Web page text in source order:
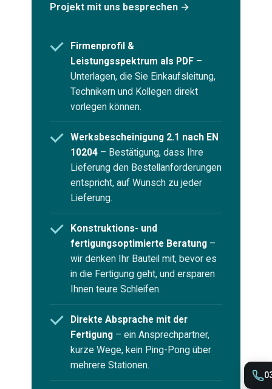
Projekt mit uns besprechen →
Firmenprofil &
Leistungsspektrum als PDF –
Unterlagen, die Sie Einkaufsleitung,
Technikern und Kollegen direkt
vorlegen können.
Werksbescheinigung 2.1 nach EN
10204 – Bestätigung, dass Ihre
Lieferung den Bestellanforderungen
entspricht, auf Wunsch zu jeder
Lieferung.
Konstruktions- und
fertigungsoptimierte Beratung –
wir denken Ihr Bauteil mit, bevor es
in die Fertigung geht, und ersparen
Ihnen teure Schleifen.
Direkte Absprache mit der
Fertigung – ein Ansprechpartner,
kurze Wege, kein Ping-Pong über
mehrere Stationen.